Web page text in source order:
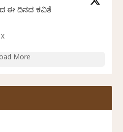
ಈ ದಿನದ ಕವಿತೆ
X
More